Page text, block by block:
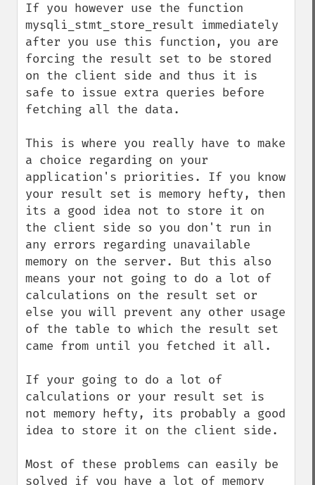
If you however use the function
mysqli_stmt_store_result immediately
after you use this function, you are
forcing the result set to be stored
on the client side and thus it is
safe to issue extra queries before
fetching all the data.
This is where you really have to make
a choice regarding on your
application's priorities. If you know
your result set is memory hefty, then
its a good idea not to store it on
the client side so you don't run in
any errors regarding unavailable
memory on the server. But this also
means your not going to do a lot of
calculations on the result set or
else you will prevent any other usage
of the table to which the result set
came from until you fetched it all.
If your going to do a lot of
calculations or your result set is
not memory hefty, its probably a good
idea to store it on the client side.
Most of these problems can easily be
solved if you have a lot of memory